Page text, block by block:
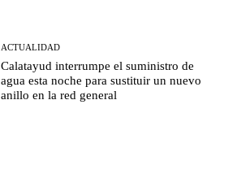
ACTUALIDAD
Calatayud interrumpe el suministro de
agua esta noche para sustituir un nuevo
anillo en la red general